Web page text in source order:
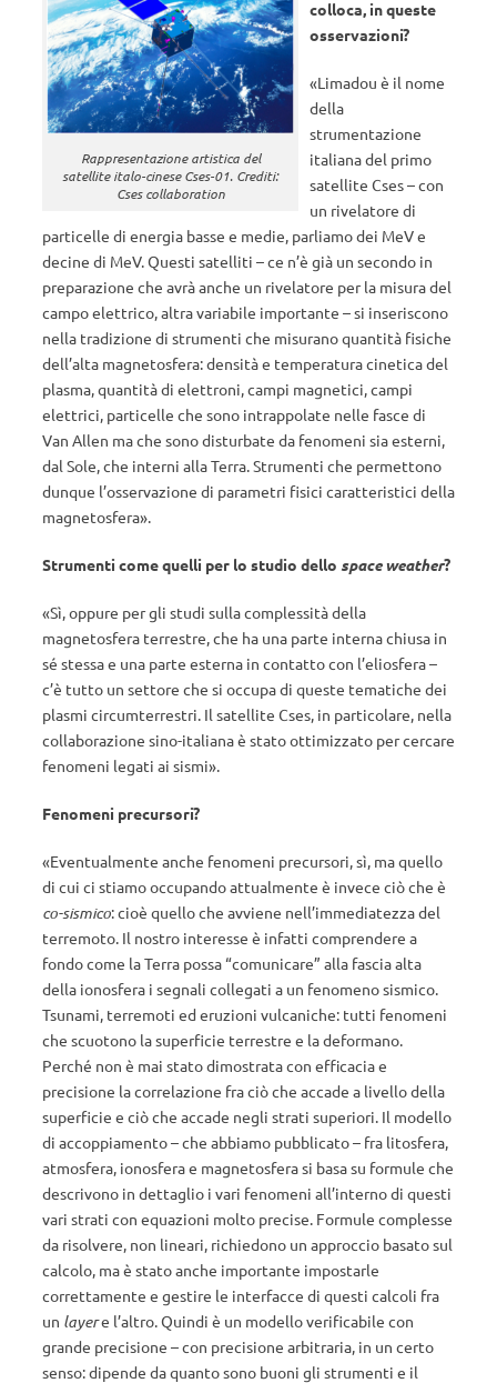
Rappresentazione artistica del
satellite italo-cinese Cses-01. Crediti:
Cses collaboration
colloca, in queste
osservazioni?
«Limadou è il nome
della
strumentazione
italiana del primo
satellite Cses – con
un rivelatore di
particelle di energia basse e medie, parliamo dei MeV e
decine di MeV. Questi satelliti – ce n’è già un secondo in
preparazione che avrà anche un rivelatore per la misura del
campo elettrico, altra variabile importante – si inseriscono
nella tradizione di strumenti che misurano quantità fisiche
dell’alta magnetosfera: densità e temperatura cinetica del
plasma, quantità di elettroni, campi magnetici, campi
elettrici, particelle che sono intrappolate nelle fasce di
Van Allen ma che sono disturbate da fenomeni sia esterni,
dal Sole, che interni alla Terra. Strumenti che permettono
dunque l’osservazione di parametri fisici caratteristici della
magnetosfera».
Strumenti come quelli per lo studio dello space weather?
«Sì, oppure per gli studi sulla complessità della
magnetosfera terrestre, che ha una parte interna chiusa in
sé stessa e una parte esterna in contatto con l’eliosfera –
c’è tutto un settore che si occupa di queste tematiche dei
plasmi circumterrestri. Il satellite Cses, in particolare, nella
collaborazione sino-italiana è stato ottimizzato per cercare
fenomeni legati ai sismi».
Fenomeni precursori?
«Eventualmente anche fenomeni precursori, sì, ma quello
di cui ci stiamo occupando attualmente è invece ciò che è
co-sismico: cioè quello che avviene nell’immediatezza del
terremoto. Il nostro interesse è infatti comprendere a
fondo come la Terra possa “comunicare” alla fascia alta
della ionosfera i segnali collegati a un fenomeno sismico.
Tsunami, terremoti ed eruzioni vulcaniche: tutti fenomeni
che scuotono la superficie terrestre e la deformano.
Perché non è mai stato dimostrata con efficacia e
precisione la correlazione fra ciò che accade a livello della
superficie e ciò che accade negli strati superiori. Il modello
di accoppiamento – che abbiamo pubblicato – fra litosfera,
atmosfera, ionosfera e magnetosfera si basa su formule che
descrivono in dettaglio i vari fenomeni all’interno di questi
vari strati con equazioni molto precise. Formule complesse
da risolvere, non lineari, richiedono un approccio basato sul
calcolo, ma è stato anche importante impostarle
correttamente e gestire le interfacce di questi calcoli fra
un layere l’altro. Quindi è un modello verificabile con
grande precisione – con precisione arbitraria, in un certo
senso: dipende da quanto sono buoni gli strumenti e il